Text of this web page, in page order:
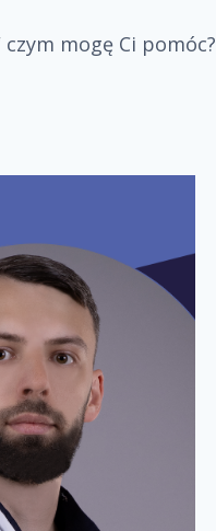
czym mogę Ci pomóc?